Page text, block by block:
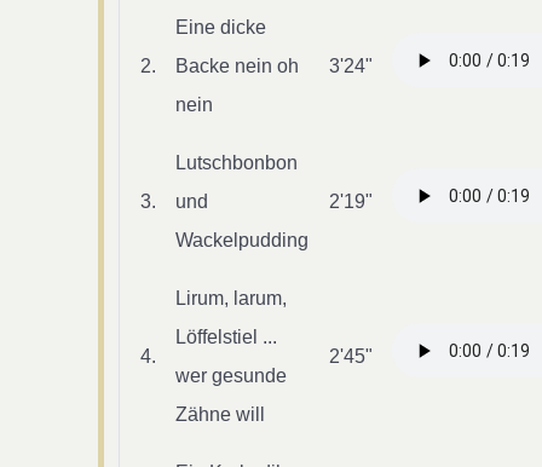
2.
Eine dicke
Backe nein oh
nein
3'24"
3.
Lutschbonbon
und
Wackelpudding
2'19"
4.
Lirum, larum,
Löffelstiel ...
wer gesunde
Zähne will
2'45"